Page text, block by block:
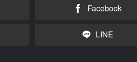
Facebook
LINE